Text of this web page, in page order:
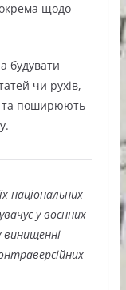
щодо
будувати
чи рухів,
та поширюють
національних
у воєнних
винищенні